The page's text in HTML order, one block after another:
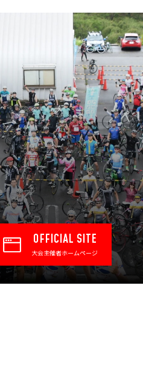
OFFICIAL SITE
大会主催者ホームページ